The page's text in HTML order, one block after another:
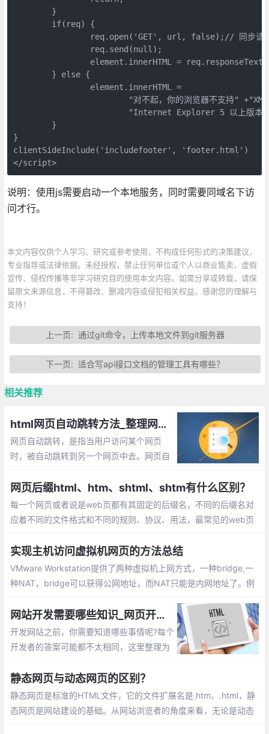
}
clientSideInclude('includefooter', 'footer.html')
</script>
说明：使用js需要启动一个本地服务，同时需要同域名下访
问才行。
本文内容仅供个人学习、研究或参考使用，不构成任何形式的决策建议、
专业指导或法律依据。未经授权，禁止任何单位或个人以商业售卖、虚假
宣传、侵权传播等非学习研究目的使用本文内容。如需分享或转载，请保
留原文来源信息，不得篡改、删减内容或侵犯相关权益。感谢您的理解与
支持！
上一页: 通过git命令，上传本地文件到git服务器
下一页: 适合写api接口文档的管理工具有哪些？
相关推荐
html网页自动跳转方法_整理网页自动跳转的5种方法
网页自动跳转，是指当用户访问某个网页
时，被自动跳转到另一个网页中去。网页自
网站里的一个或多个网页被删除后，可以使
用这种方式将用户引导到其它正常的网页中
去，从而留住用户。
网页后缀html、htm、shtml、shtm有什么区别？
每一个网页或者说是web页都有其固定的后缀名，不同的后缀名对
应着不同的文件格式和不同的规则、协议、用法，最常见的web页
今天我们来介绍一下web页的其它一些文件格式。
实现主机访问虚拟机网页的方法总结
VMware Workstation提供了两种虚拟机上网方式，一种bridge,一
种NAT，bridge可以获得公网地址，而NAT只能是内网地址了。例
映射
网站开发需要哪些知识_网页开发你需要知道的6件事
开发网站之前，你需要知道哪些事情呢?每个
开发者的答案可能都不太相同，这里整理为
(Performance)、搜索引擎优化、技术(Tech
nology)、解决bug
静态网页与动态网页的区别？
静态网页是标准的HTML文件，它的文件扩展名是.htm、.html，静
态网页是网站建设的基础。从网站浏览者的角度来看，无论是动态